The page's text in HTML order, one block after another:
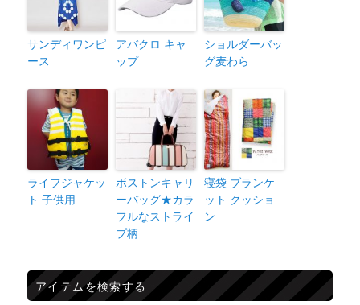
サンディワンピ
ース
アバクロ キャ
ップ
ショルダーバッ
グ麦わら
ライフジャケッ
ト 子供用
ボストンキャリ
ーバッグ★カラ
フルなストライ
プ柄
寝袋 ブランケ
ット クッショ
ン
アイテムを検索する